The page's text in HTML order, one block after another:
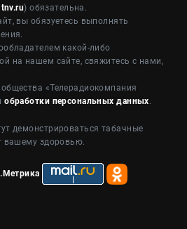
tnv.ru) обязательна.
вы обязуетесь выполнять
какой-либо
на нашем сайте, свяжитесь с нами,
«Телерадиокомпания
обработки персональных данных.
демонстрироваться табачные
вашему здоровью.